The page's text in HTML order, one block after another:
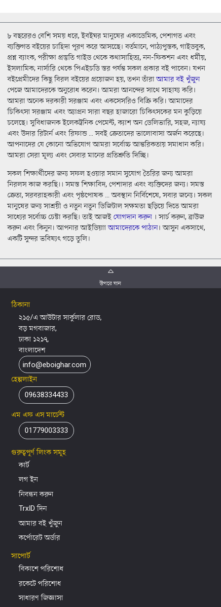
৮ বছরেরও বেশি সময় ধরে, ইবইঘর মানুষের একাডেমিক, পেশাগত এবং
ব্যক্তিগত বইয়ের চাহিদা পূরণ করে আসছেে। বর্তমানে, পাঠ্যপুস্তক, গাইডবুক,
প্রশ্ন ব্যাংক, পরীক্ষা প্রস্তুতি গাইড থেকে কথাসাহিত্য, নন-ফিকশন এবং ধর্মীয়,
ইসলামিক; নার্সারি থেকে পিএইচডি স্তর পর্যন্ত সকল প্রকার বই পাবেন। যখন
বইপ্রেমীদের কিছু বিরল বইয়ের প্রয়োজন হয়, তখন তাঁরাআমার বই খুঁজুন
পেজে আমাদেরকে অনুরোধ করেন। আমরা আনন্দের সাথে সাহায্য করি।
আমরা অনেক দরকারী সরঞ্জাম এবং একসেসরিও বিক্রি করি। আমাদের
চিকিৎসা সরঞ্জাম এবং অ্যাপ্রন সারা বছর হাজারো চিকিৎসকের মন কুড়িয়ে
চলেছে। সুবিধাজনক ইলেকট্রনিক পেমেন্ট, ক্যাশ অন ডেলিভারি, সহজ, ন্যায্য
এবং উদার রিটার্ন এবং রিফান্ড ... সবই ক্রেতাদের ভালোবাসা অর্জন করেছে।
আপনাদের যে কোনো অভিযোগ আমরা সর্বোচ্চ আন্তরিকতায় সমাধান করি।
আমরা সেরা মূল্য এবং সেবার মানের প্রতিশ্রুতি দিচ্ছি।
সকল শিক্ষার্থীদের জন্য সফল হওয়ার সমান সুযোগ তৈরির জন্য আমরা
নিরলস কাজ করছি।। সমস্ত শিক্ষাবিদ, পেশাদার এবং ব্যক্তিদের জন্য। সমস্ত
ক্রেতা, সরবরাহকারী এবং পৃষ্ঠপোষক ... অবস্থান নির্বিশেষে, সবার জন্যে। সকল
মানুষের জন্য সাশ্রয়ী ও নতুন নতুন ডিজিটাল সক্ষমতা ছড়িয়ে দিতে আমরা
সাধ্যের সর্বোচ্চ চেষ্টা করছি। তাই আজই যোগদান করুন । সার্চ করুন, ব্রাউজ
করুন এবং কিনুন। আপনার আইডিয়াাআমাদেরকে পাঠান। আসুন একসাথে,
একটি সুন্দর ভবিষ্যৎ গড়ে তুলি।
উপরে যান
ঠিকানা
২১৫/এ আউটার সার্কুলার রোড,
বড় মগবাজার,
ঢাকা ১২১৭,
বাংলাদেশ
info@eboighar.com
হেল্পলাইন
09638334433
এম এফ এস মার্চেন্ট
01779003333
গুরুত্বপূর্ণ লিংক সমূহ
কার্ট
লগ ইন
নিবন্ধন করুন
TrxID দিন
আমার বই খুঁজুন
কর্পোরেট অর্ডার
সাপোর্ট
বিকাশে পরিশোধ
রকেটে পরিশোধ
সাধারণ জিজ্ঞাসা